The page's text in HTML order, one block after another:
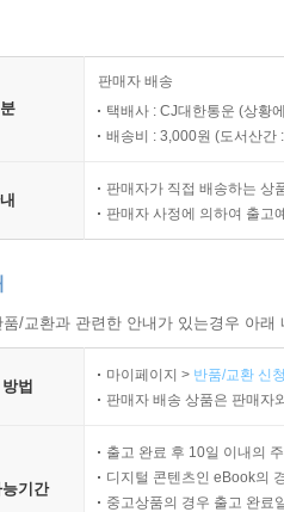
판매자 배송
택배사 : CJ대한통운 (상황
배송비 : 3,000원 (도서산간
판매자가 직접 배송하는 상
판매자 사정에 의하여 출고
/교환과 관련한 안내가 있는경우 아
법
마이페이지 > 반품/교환 신
판매자 배송 상품은 판매자
기간
출고 완료 후 10일 이내의
디지털 콘텐츠인 eBook의
중고상품의 경우 출고 완료